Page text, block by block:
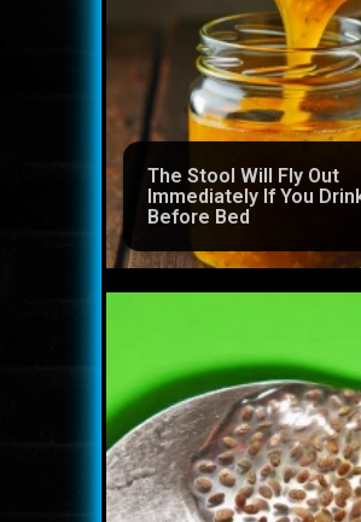
The Stool Will Fly Out
Immediately If You
Before Bed